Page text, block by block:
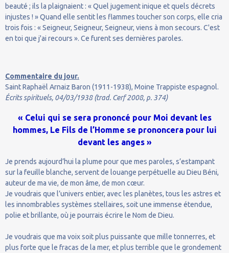
beauté ; ils la plaignaient : « Quel jugement inique et quels décrets
injustes ! » Quand elle sentit les flammes toucher son corps, elle cria
trois fois : « Seigneur, Seigneur, Seigneur, viens à mon secours. C'est
en toi que j'ai recours ». Ce furent ses dernières paroles.
Commentaire du jour.
Saint Raphaël Arnaiz Baron (1911-1938), Moine Trappiste espagnol.
Écrits spirituels, 04/03/1938 (trad. Cerf 2008, p. 374)
« Celui qui se sera prononcé pour Moi devant les
hommes, Le Fils de l’Homme se prononcera pour lui
devant les anges »
Je prends aujourd’hui la plume pour que mes paroles, s’estampant
sur la feuille blanche, servent de louange perpétuelle au Dieu Béni,
auteur de ma vie, de mon âme, de mon cœur.
Je voudrais que l’univers entier, avec les planètes, tous les astres et
les innombrables systèmes stellaires, soit une immense étendue,
polie et brillante, où je pourrais écrire le Nom de Dieu.
Je voudrais que ma voix soit plus puissante que mille tonnerres, et
plus forte que le fracas de la mer, et plus terrible que le grondement